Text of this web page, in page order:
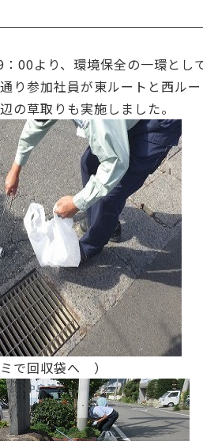
00より、環境保全の一環と
り参加社員が東ルートと西ル
の草取りも実施しました。
で回収袋へ ）